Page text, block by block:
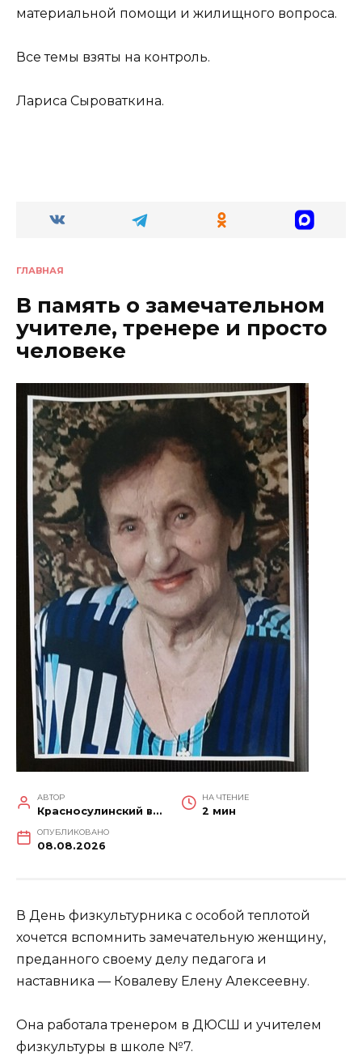
материальной помощи и жилищного вопроса.
Все темы взяты на контроль.
Лариса Сыроваткина.
ГЛАВНАЯ
В память о замечательном
учителе, тренере и просто
человеке
АВТОР
Красносулинский вестник
НА ЧТЕНИЕ
2 мин
ОПУБЛИКОВАНО
08.08.2026
В День физкультурника с особой теплотой
хочется вспомнить замечательную женщину,
преданного своему делу педагога и
наставника — Ковалеву Елену Алексеевну.
Она работала тренером в ДЮСШ и учителем
физкультуры в школе №7.